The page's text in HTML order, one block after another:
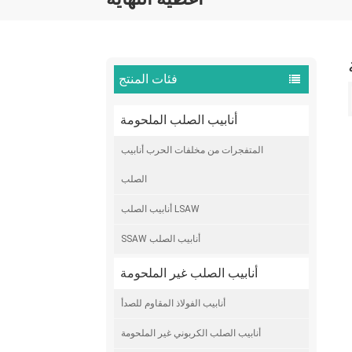
فئات المنتج
أنابيب الصلب الملحومة
المتفجرات من مخلفات الحرب أنابيب
الصلب
أنابيب الصلب LSAW
SSAW أنابيب الصلب
أنابيب الصلب غير الملحومة
أنابيب الفولاذ المقاوم للصدأ
أنابيب الصلب الكربوني غير الملحومة